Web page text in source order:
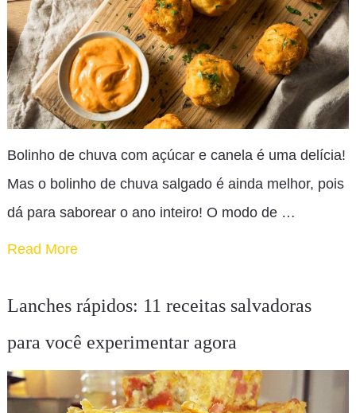
Bolinho de chuva com açúcar e canela é uma delícia!
Mas o bolinho de chuva salgado é ainda melhor, pois
dá para saborear o ano inteiro! O modo de …
Read More
Lanches rápidos: 11 receitas salvadoras
para você experimentar agora